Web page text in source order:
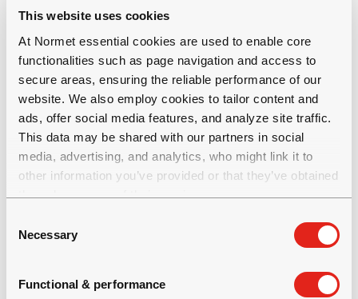
This website uses cookies
At Normet essential cookies are used to enable core
functionalities such as page navigation and access to
secure areas, ensuring the reliable performance of our
website. We also employ cookies to tailor content and
ads, offer social media features, and analyze site traffic.
This data may be shared with our partners in social
media, advertising, and analytics, who might link it to
other information you’ve provided or that they’ve obtained
through your use of their services.
Necessary
Functional & performance
zukommen zu lassen. Abgesehen von den oben
genannten Fällen wird kein Versuch
unternommen, die Nutzer unserer Website oder
ihre Surfaktivitäten zu identifizieren, außer:
im Falle einer Untersuchung, bei der eine
Strafverfolgungsbehörde eine Befugnis zur
Einsicht in die Protokolle ausüben kann;
oder wenn Normet der Ansicht ist, dass die
elektronischer Unterlagen erforderlich ist, um
einschließlich gesetzlicher Organisationen